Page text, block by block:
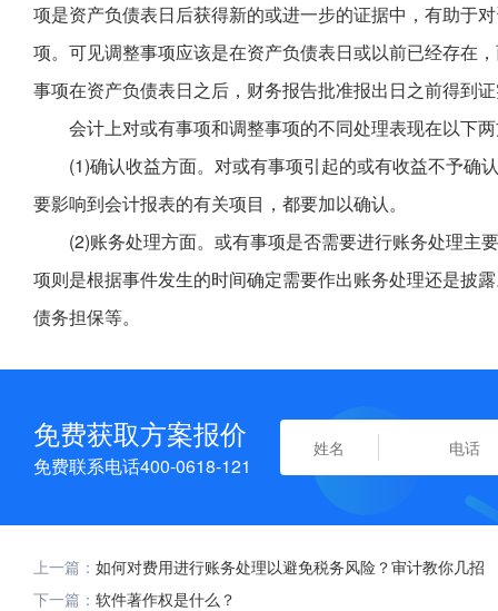
项是资产负债表日后获得新的或进一步的证据中，有助于
项。可见调整事项应该是在资产负债表日或以前已经存在
事项在资产负债表日之后，财务报告批准报出日之前得到
会计上对或有事项和调整事项的不同处理表现在以下
(1)确认收益方面。对或有事项引起的或有收益不予确
要影响到会计报表的有关项目，都要加以确认。
(2)账务处理方面。或有事项是否需要进行账务处理主
项则是根据事件发生的时间确定需要作出账务处理还是披
债务担保等。
免费获取方案报价
免费联系电话400-0618-121
上一篇： 如何对费用进行账务处理以避免税务风险？审计教你几招
下一篇： 软件著作权是什么？